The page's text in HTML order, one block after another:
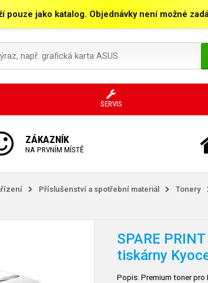
pouze jako katalog. Objednávky není možné
SERVIS
ZÁKAZNÍK
NA PRVNÍM MÍSTĚ
Příslušenství a spotřební materiál Tonery
SPARE
tiskárny
Popis: Premium toner pro